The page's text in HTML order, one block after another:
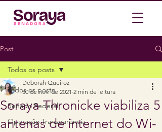
Post
Todos os posts
Senado Federal
Operação Transparência
Todos os posts
Soraya Thronicke viabiliza 5
antenas de internet do Wi-
Deborah Queiroz
30 de nov. de 2021 2 min de leitura